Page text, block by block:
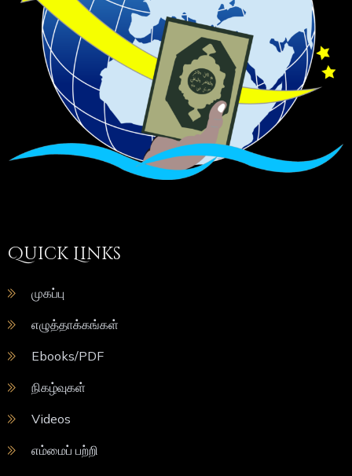
Quick Links
முகப்பு
எழுத்தாக்கங்கள்
Ebooks/PDF
நிகழ்வுகள்
Videos
எம்மைப் பற்றி